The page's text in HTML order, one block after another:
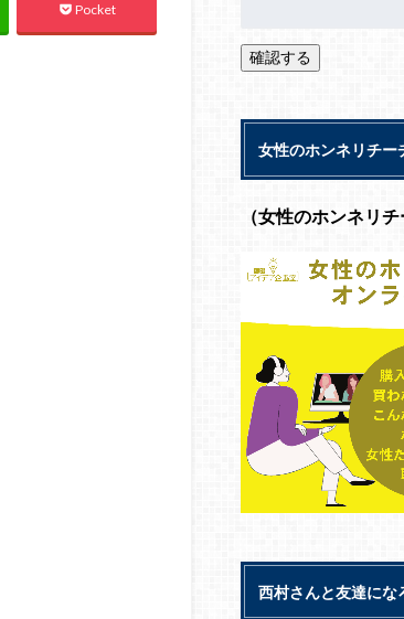
Pocket
女性のホンネリチー
（女性のホンネリ
西村さんと友達にな